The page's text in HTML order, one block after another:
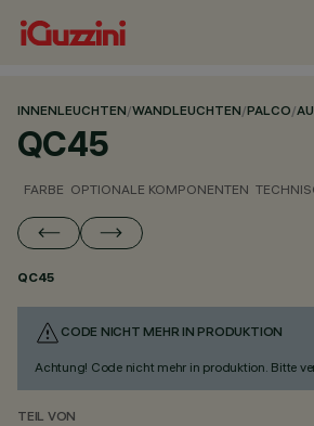
INNENLEUCHTEN/WANDLEUCHTEN/PALCO/
QC45
FARBE OPTIONALE KOMPONENTEN
QC45
CODE NICHT MEHR IN PRODUKTION
Achtung! Code nicht mehr in produktion. Bitte
TEIL VON